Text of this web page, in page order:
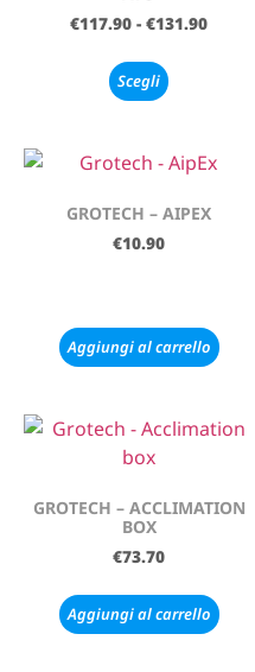
€117.90 - €131.90
Scegli
GROTECH – AIPEX
€10.90
Aggiungi al carrello
GROTECH – ACCLIMATION
BOX
€73.70
Aggiungi al carrello